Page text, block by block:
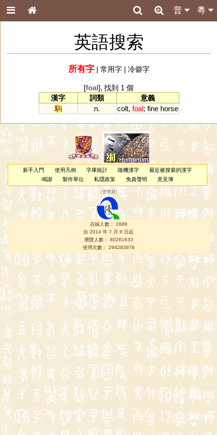
粵
普
英語搜索
所有字| 常用字| 冷僻字
[foal], 找到 1 個
漢字
詞類
意義
駒
n. colt, foal; fine horse
新手入門 使用凡例 字庫統計 隨機漢字
最近被搜索的漢字
鳴謝
製作單位 私隱政策 免責聲明 意見簿
（管理員 ）
在線人數： 2889
自 2014 年 7 月 8 日起
瀏覽人數： 80261633
使用次數： 294283978